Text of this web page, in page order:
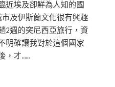
近埃及卻鮮為人知的國
及伊斯蘭文化很有興趣
2週的突尼西亞旅行，資
明確讓我對於這個國家
，才……